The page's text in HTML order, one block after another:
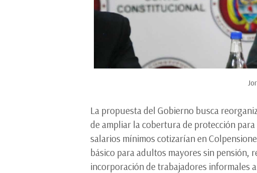
La propuesta del Gobierno busca
de ampliar la cobertura de protección
salarios mínimos cotizarían en
básico para adultos mayores sin pensión,
incorporación de trabajadores informales